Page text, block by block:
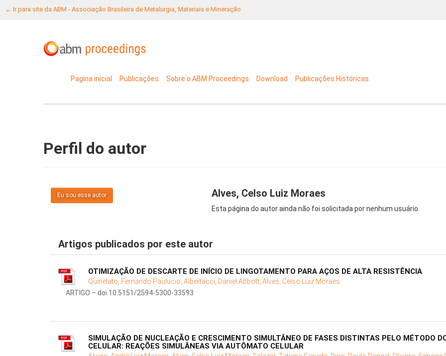
← Ir para site da ABM - Associação Brasileira de Metalurgia, Materiais e Mineração
Pagina inicial Publicações Sobre o ABM Proceedings Download Publicações Históricas
Perfil do autor
Eu sou esse autor Alves, Celso Luiz Moraes
Esta página do autor ainda não foi solicitada por nenhum usuário.
Artigos publicados por este autor
OTIMIZAÇÃO DE DESCARTE DE INÍCIO DE LINGOTAMENTO PARA AÇOS DE ALTA RESISTÊNCIA
Quinelato, Fernando Paulucio; Albertacci, Daniel Abbott; Alves, Celso Luiz Moraes
ARTIGO – doi 10.5151/2594-5300-33593
SIMULAÇÃO DE NUCLEAÇÃO E CRESCIMENTO SIMULTÂNEO DE FASES DISTINTAS PELO MÉTODO
CELULAR: REAÇÕES SIMULÂNEAS VIA AUTÔMATO CELULAR